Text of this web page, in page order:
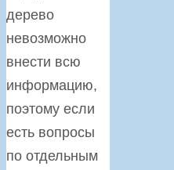
дерево
невозможно
внести всю
информацию,
поэтому если
есть вопросы
по отдельным